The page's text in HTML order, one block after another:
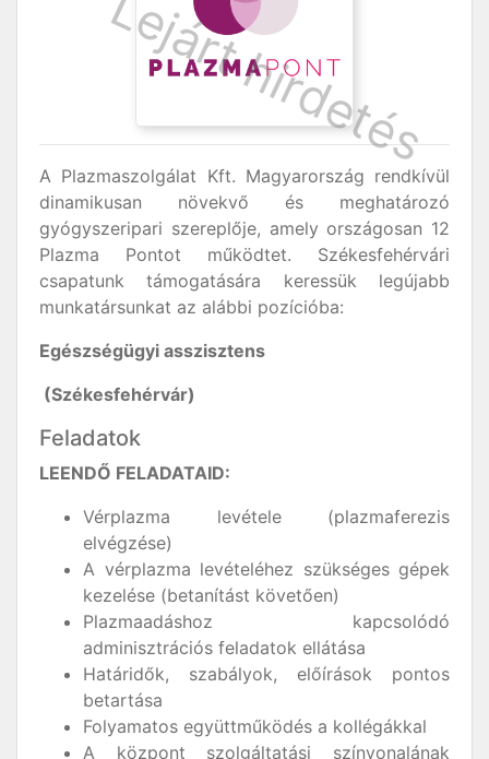
A Plazmaszolgálat Kft. Magyarország rendkívül
dinamikusan növekvő és meghatározó
gyógyszeripari szereplője, amely országosan 12
Plazma Pontot működtet. Székesfehérvári
csapatunk támogatására keressük legújabb
munkatársunkat az alábbi pozícióba:
Egészségügyi asszisztens
(Székesfehérvár)
Feladatok
LEENDŐ FELADATAID:
Vérplazma levétele (plazmaferezis
elvégzése)
A vérplazma levételéhez szükséges gépek
kezelése (betanítást követően)
Plazmaadáshoz kapcsolódó
adminisztrációs feladatok ellátása
Határidők, szabályok, előírások pontos
betartása
Folyamatos együttműködés a kollégákkal
A központ szolgáltatási színvonalának